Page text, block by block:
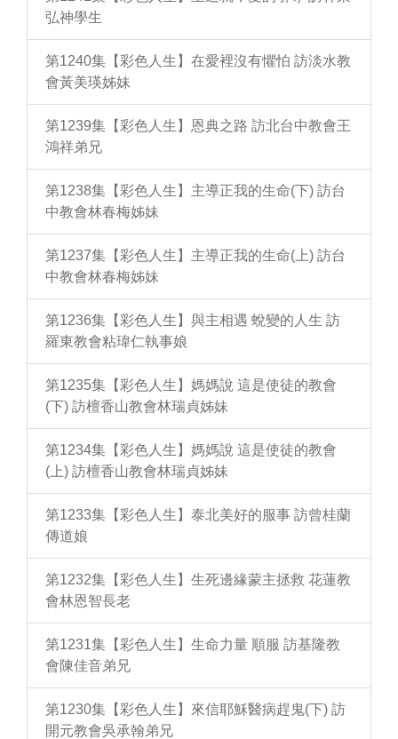
弘神學生
第1240集【彩色人生】在愛裡沒有懼怕 訪淡水教
會黃美瑛姊妹
第1239集【彩色人生】恩典之路 訪北台中教會王
鴻祥弟兄
第1238集【彩色人生】主導正我的生命(下) 訪台
中教會林春梅姊妹
第1237集【彩色人生】主導正我的生命(上) 訪台
中教會林春梅姊妹
第1236集【彩色人生】與主相遇 蛻變的人生 訪
羅東教會粘瑋仁執事娘
第1235集【彩色人生】媽媽說 這是使徒的教會
(下) 訪檀香山教會林瑞貞姊妹
第1234集【彩色人生】媽媽說 這是使徒的教會
(上) 訪檀香山教會林瑞貞姊妹
第1233集【彩色人生】泰北美好的服事 訪曾桂蘭
傳道娘
第1232集【彩色人生】生死邊緣蒙主拯救 花蓮教
會林恩智長老
第1231集【彩色人生】生命力量 順服 訪基隆教
會陳佳音弟兄
第1230集【彩色人生】來信耶穌醫病趕鬼(下) 訪
開元教會吳承翰弟兄